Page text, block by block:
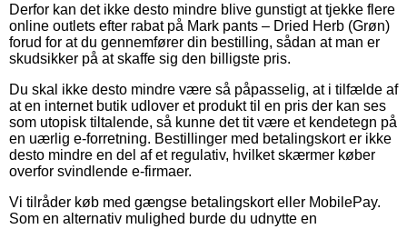
Derfor kan det ikke desto mindre blive gunstigt at tjekke flere
online outlets efter rabat på Mark pants – Dried Herb (Grøn)
forud for at du gennemfører din bestilling, sådan at man er
skudsikker på at skaffe sig den billigste pris.
Du skal ikke desto mindre være så påpasselig, at i tilfælde af
at en internet butik udlover et produkt til en pris der kan ses
som utopisk tiltalende, så kunne det tit være et kendetegn på
en uærlig e-forretning. Bestillinger med betalingskort er ikke
desto mindre en del af et regulativ, hvilket skærmer køber
overfor svindlende e-firmaer.
Vi tilråder køb med gængse betalingskort eller MobilePay.
Som en alternativ mulighed burde du udnytte en